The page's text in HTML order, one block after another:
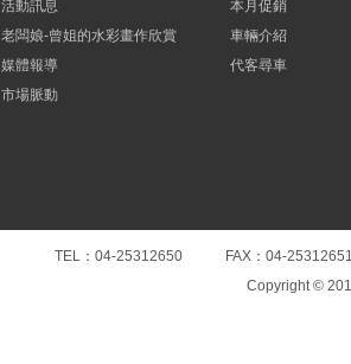
活動訊息
老闆娘-曾姐的水彩畫作欣賞
媒體報導
市場脈動
本月促銷
車輛介紹
代客尋車
TEL：04-25312650 FAX：04-25312651
Copyright ©